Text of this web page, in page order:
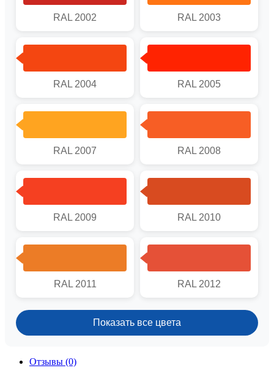
RAL 2002 RAL 2003
RAL 2004 RAL 2005
RAL 2007 RAL 2008
RAL 2009 RAL 2010
RAL 2011 RAL 2012
Показать все цвета
Отзывы (0)